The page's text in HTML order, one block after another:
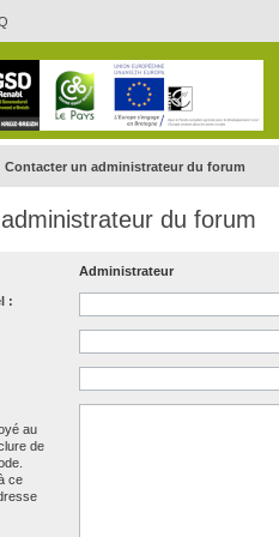
Contacter un administrateur du forum
du forum
Administrateur
:
au
de
ce